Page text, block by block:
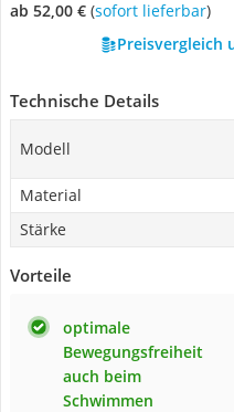
ab 52,00 € ( Sofort lieferbar)
Preisvergleich
Technische Details
Modell
Material
Stärke
Vorteile
optimale
Bewegungsfreiheit
auch beim
Schwimmen